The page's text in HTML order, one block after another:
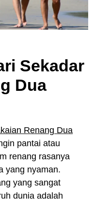
Sekadar
Dua
Renang Dua
pantai atau
renang rasanya
yang nyaman.
yang sangat
dunia adalah